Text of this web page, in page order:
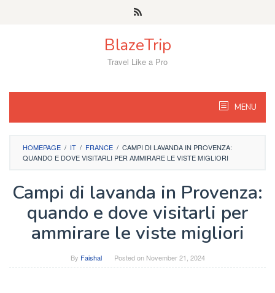
BlazeTrip
Travel Like a Pro
MENU
HOMEPAGE / IT / FRANCE / CAMPI DI LAVANDA IN PROVENZA:
QUANDO E DOVE VISITARLI PER AMMIRARE LE VISTE MIGLIORI
Campi di lavanda in Provenza:
quando e dove visitarli per
ammirare le viste migliori
By Faishal Posted on November 21, 2024